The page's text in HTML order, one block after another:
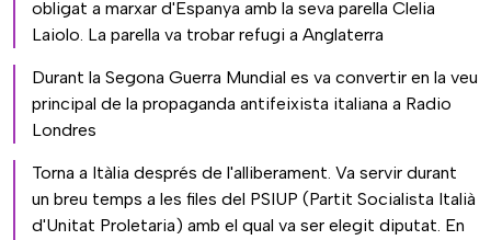
obligat a marxar d'Espanya amb la seva parella Clelia
Laiolo. La parella va trobar refugi a Anglaterra
Durant la Segona Guerra Mundial es va convertir en la veu
principal de la propaganda antifeixista italiana a Radio
Londres
Torna a Itàlia després de l'alliberament. Va servir durant
un breu temps a les files del PSIUP (Partit Socialista Italià
d'Unitat Proletaria) amb el qual va ser elegit diputat. En